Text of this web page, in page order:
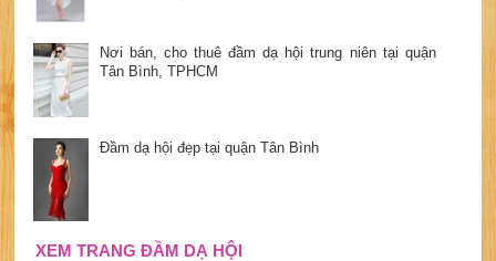
Nơi bán, cho thuê đầm dạ hội trung niên tại quận
Tân Bình, TPHCM
Đầm dạ hội đẹp tại quận Tân Bình
XEM TRANG ĐẦM DẠ HỘI